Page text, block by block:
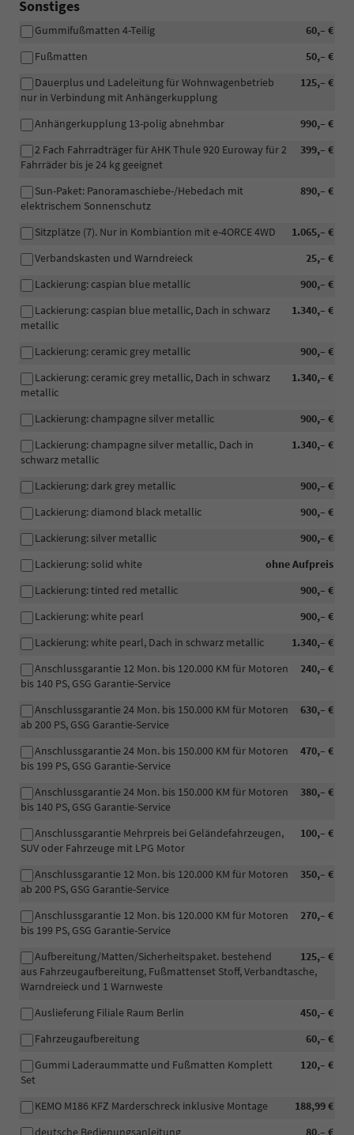
Sonstiges
60,– €
Gummifußmatten 4-Teilig
50,– €
Fußmatten
125,– €
Dauerplus und Ladeleitung für Wohnwagenbetrieb
nur in Verbindung mit Anhängerkupplung
990,– €
Anhängerkupplung 13-polig abnehmbar
399,– €
2 Fach Fahrradträger für AHK Thule 920 Euroway für 2
Fahrräder bis je 24 kg geeignet
890,– €
Sun-Paket: Panoramaschiebe-/Hebedach mit
elektrischem Sonnenschutz
1.065,– €
Sitzplätze (7). Nur in Kombiantion mit e-4ORCE 4WD
25,– €
Verbandskasten und Warndreieck
900,– €
Lackierung: caspian blue metallic
1.340,– €
Lackierung: caspian blue metallic, Dach in schwarz
metallic
900,– €
Lackierung: ceramic grey metallic
1.340,– €
Lackierung: ceramic grey metallic, Dach in schwarz
metallic
900,– €
Lackierung: champagne silver metallic
1.340,– €
Lackierung: champagne silver metallic, Dach in
schwarz metallic
900,– €
Lackierung: dark grey metallic
900,– €
Lackierung: diamond black metallic
900,– €
Lackierung: silver metallic
ohne Aufpreis
Lackierung: solid white
900,– €
Lackierung: tinted red metallic
900,– €
Lackierung: white pearl
1.340,– €
Lackierung: white pearl, Dach in schwarz metallic
240,– €
Anschlussgarantie 12 Mon. bis 120.000 KM für Motoren
bis 140 PS, GSG Garantie-Service
630,– €
Anschlussgarantie 24 Mon. bis 150.000 KM für Motoren
ab 200 PS, GSG Garantie-Service
470,– €
Anschlussgarantie 24 Mon. bis 150.000 KM für Motoren
bis 199 PS, GSG Garantie-Service
380,– €
Anschlussgarantie 24 Mon. bis 150.000 KM für Motoren
bis 140 PS, GSG Garantie-Service
100,– €
Anschlussgarantie Mehrpreis bei Geländefahrzeugen,
SUV oder Fahrzeuge mit LPG Motor
350,– €
Anschlussgarantie 12 Mon. bis 120.000 KM für Motoren
ab 200 PS, GSG Garantie-Service
270,– €
Anschlussgarantie 12 Mon. bis 120.000 KM für Motoren
bis 199 PS, GSG Garantie-Service
125,– €
Aufbereitung/Matten/Sicherheitspaket. bestehend
aus Fahrzeugaufbereitung, Fußmattenset Stoff, Verbandtasche,
Warndreieck und 1 Warnweste
450,– €
Auslieferung Filiale Raum Berlin
60,– €
Fahrzeugaufbereitung
120,– €
Gummi Laderaummatte und Fußmatten Komplett
Set
188,99 €
KEMO M186 KFZ Marderschreck inklusive Montage
80,– €
deutsche Bedienungsanleitung